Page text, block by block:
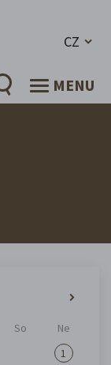
CZ
MENU
So
Ne
1